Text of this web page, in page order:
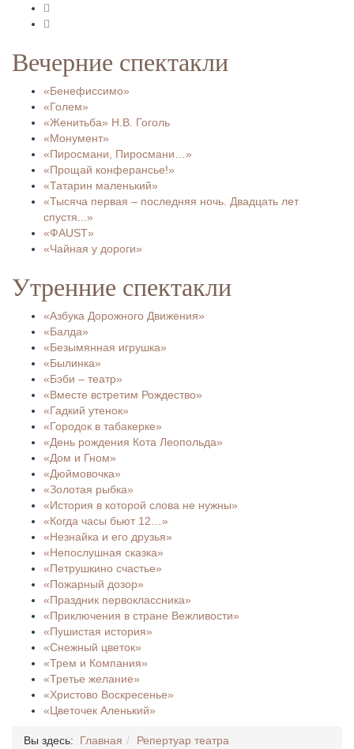
Вечерние спектакли
«Бенефиссимо»
«Голем»
«Женитьба» Н.В. Гоголь
«Монумент»
«Пиросмани, Пиросмани…»
«Прощай конферансье!»
«Татарин маленький»
«Тысяча первая – последняя ночь. Двадцать лет
спустя...»
«ФAUST»
«Чайная у дороги»
Утренние спектакли
«Азбука Дорожного Движения»
«Балда»
«Безымянная игрушка»
«Былинка»
«Бэби – театр»
«Вместе встретим Рождество»
«Гадкий утенок»
«Городок в табакерке»
«День рождения Кота Леопольда»
«Дом и Гном»
«Дюймовочка»
«Золотая рыбка»
«История в которой слова не нужны»
«Когда часы бьют 12…»
«Незнайка и его друзья»
«Непослушная сказка»
«Петрушкино счастье»
«Пожарный дозор»
«Праздник первоклассника»
«Приключения в стране Вежливости»
«Пушистая история»
«Снежный цветок»
«Трем и Компания»
«Третье желание»
«Христово Воскресенье»
«Цветочек Аленький»
Вы здесь: Главная
Репертуар театра